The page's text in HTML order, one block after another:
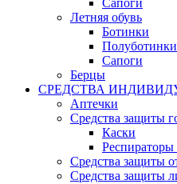
Летняя обувь
Ботинки
Полуботинки
Сапоги
Берцы
СРЕДСТВА
Аптечки
Средства защиты
Каски
Средства защиты
Средства защиты